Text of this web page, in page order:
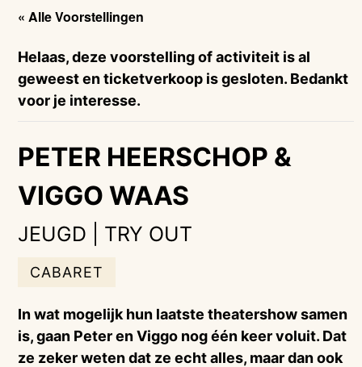
« Alle Voorstellingen
Helaas, deze voorstelling of activiteit is al
geweest en ticketverkoop is gesloten. Bedankt
voor je interesse.
PETER HEERSCHOP &
VIGGO WAAS
JEUGD | TRY OUT
CABARET
In wat mogelijk hun laatste theatershow samen
is, gaan Peter en Viggo nog één keer voluit. Dat
ze zeker weten dat ze echt alles, maar dan ook